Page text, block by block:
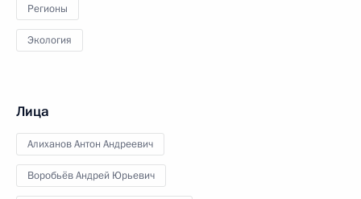
Регионы
Экология
Лица
Алиханов Антон Андреевич
Воробьёв Андрей Юрьевич